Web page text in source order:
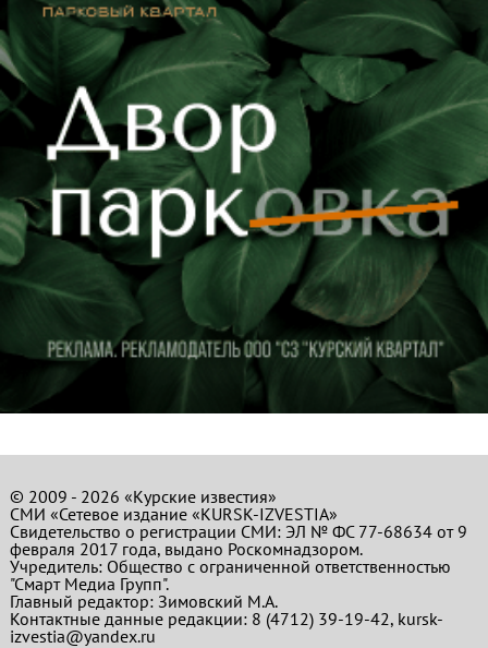
© 2009 - 2026 «Курские известия»
СМИ «Сетевое издание «KURSK-IZVESTIA»
Свидетельство о регистрации СМИ: ЭЛ № ФС 77-68634 от 9
февраля 2017 года, выдано Роскомнадзором.
Учредитель: Общество с ограниченной ответственностью
"Смарт Медиа Групп".
Главный редактор:Зимовский М.А.
Контактные данные редакции: 8 (4712) 39-19-42, kursk-
izvestia@yandex.ru